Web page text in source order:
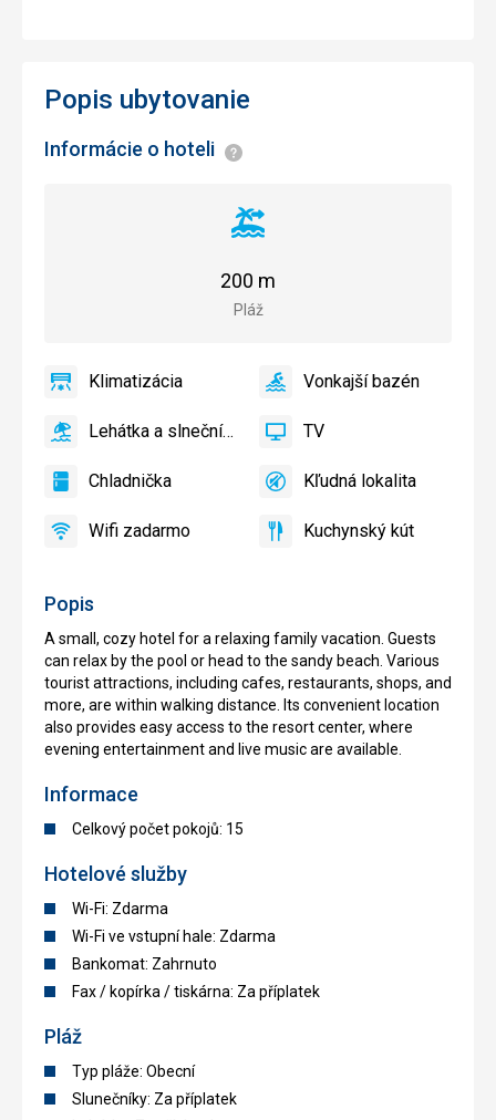
Popis
A small, cozy hotel for a relaxing family vacation. Guests
can relax by the pool or head to the sandy beach. Various
tourist attractions, including cafes, restaurants, shops, and
more, are within walking distance. Its convenient location
also provides easy access to the resort center, where
evening entertainment and live music are available.
Informace
Celkový počet pokojů: 15
Hotelové služby
Wi-Fi: Zdarma
Wi-Fi ve vstupní hale: Zdarma
Bankomat: Zahrnuto
Fax / kopírka / tiskárna: Za příplatek
Pláž
Typ pláže: Obecní
Slunečníky: Za příplatek
Popis ubytovanie
Informácie o hoteli Informácie
Vzdialenosť
pláže
Pláž
200 m
Klimatizácia
Klimatizácia
áno
VonkajšíVonkajší bazén
áno
Lehátka
slnečníky
bazéne
Lehátka a slnečníky pri bazéne zadarmo
áno TV TV
áno
Chladnička
Chladnička
áno
KľudnáKľudná lokalita
áno
Wifi
Wifi zadarmo
áno
Kuchynský
Kuchynský kút
áno